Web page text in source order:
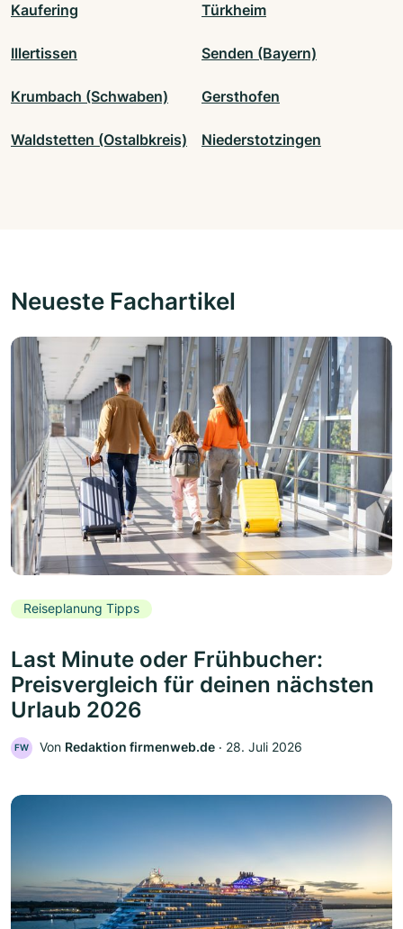
Kaufering Türkheim
Illertissen Senden (Bayern)
Krumbach (Schwaben) Gersthofen
Waldstetten (Ostalbkreis) Niederstotzingen
Neueste Fachartikel
Reiseplanung Tipps
Last Minute oder Frühbucher:
Preisvergleich für deinen nächsten
Urlaub 2026
FW Von Redaktion firmenweb.de ‧ 28. Juli 2026